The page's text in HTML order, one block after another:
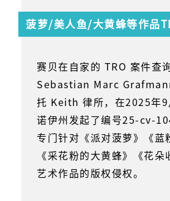
菠萝/美人鱼/大黄蜂等作品
赛贝在自家的 TRO 案件查
Sebastian Marc
托 Keith 律所，在2025年9
诺伊州发起了编号25-cv-
专门针对《派对菠萝》《蓝
《采花粉的大黄蜂》《花朵
艺术作品的版权侵权。